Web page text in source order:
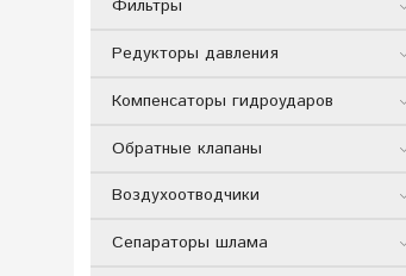
Фильтры
Редукторы давления
Компенсаторы гидроударов
Обратные клапаны
Воздухоотводчики
Сепараторы шлама